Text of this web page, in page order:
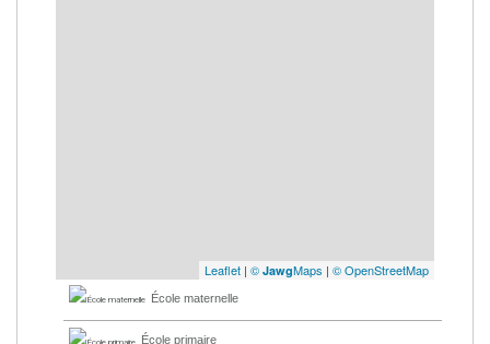
Leaflet | © JawgMaps | © OpenStreetMap
École maternelle
École primaire